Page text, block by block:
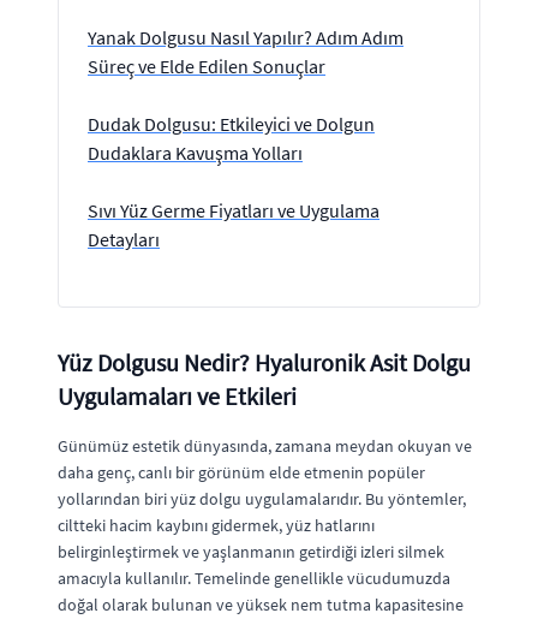
Yanak Dolgusu Nasıl Yapılır? Adım Adım
Süreç ve Elde Edilen Sonuçlar
Dudak Dolgusu: Etkileyici ve Dolgun
Dudaklara Kavuşma Yolları
Sıvı Yüz Germe Fiyatları ve Uygulama
Detayları
Yüz Dolgusu Nedir? Hyaluronik Asit Dolgu
Uygulamaları ve Etkileri
Günümüz estetik dünyasında, zamana meydan okuyan ve
daha genç, canlı bir görünüm elde etmenin popüler
yollarından biri yüz dolgu uygulamalarıdır. Bu yöntemler,
ciltteki hacim kaybını gidermek, yüz hatlarını
belirginleştirmek ve yaşlanmanın getirdiği izleri silmek
amacıyla kullanılır. Temelinde genellikle vücudumuzda
doğal olarak bulunan ve yüksek nem tutma kapasitesine